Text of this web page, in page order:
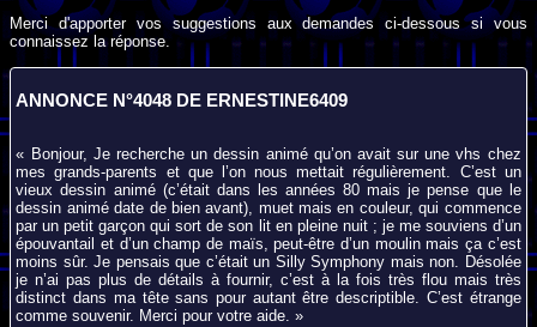
Merci d'apporter vos suggestions aux demandes ci-dessous si vous
connaissez la réponse.
ANNONCE N°4048 DE ERNESTINE6409
« Bonjour, Je recherche un dessin animé qu’on avait sur une vhs chez
mes grands-parents et que l’on nous mettait régulièrement. C’est un
vieux dessin animé (c’était dans les années 80 mais je pense que le
dessin animé date de bien avant), muet mais en couleur, qui commence
par un petit garçon qui sort de son lit en pleine nuit ; je me souviens d’un
épouvantail et d’un champ de maïs, peut-être d’un moulin mais ça c’est
moins sûr. Je pensais que c’était un Silly Symphony mais non. Désolée
je n’ai pas plus de détails à fournir, c’est à la fois très flou mais très
distinct dans ma tête sans pour autant être descriptible. C’est étrange
comme souvenir. Merci pour votre aide. »